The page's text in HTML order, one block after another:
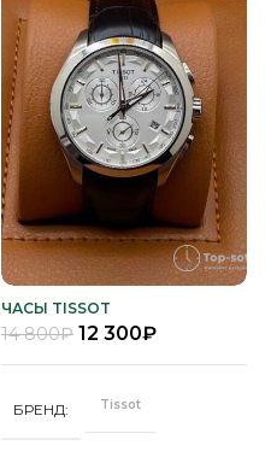
ЧАСЫ TISSOT
14 800₽ 12 300₽
БРЕНД Tissot